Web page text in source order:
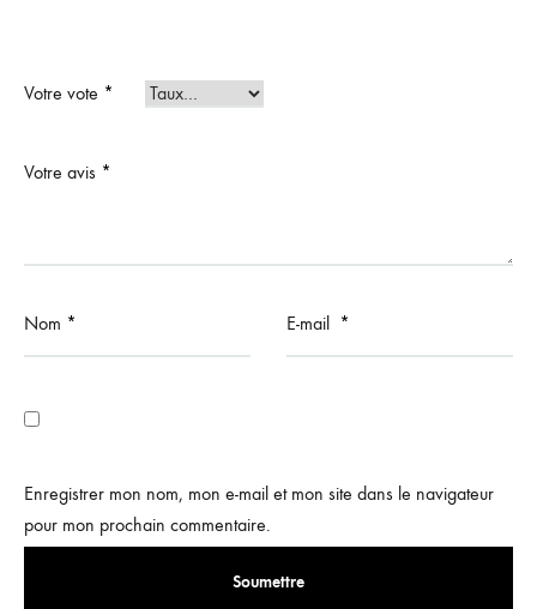
Votre vote *
Votre avis *
Nom * E-mail *
Enregistrer mon nom, mon e-mail et mon site dans le navigateur
pour mon prochain commentaire.